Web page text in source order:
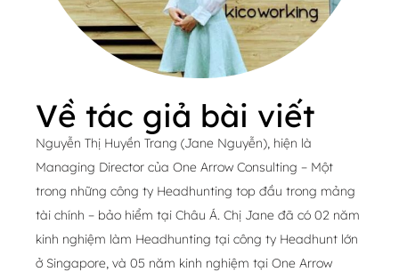
Về tác giả bài viết
Nguyễn Thị Huyền Trang (Jane Nguyễn), hiện là
Managing Director của One Arrow Consulting – Một
trong những công ty Headhunting top đầu trong mảng
tài chính – bảo hiểm tại Châu Á. Chị Jane đã có 02 năm
kinh nghiệm làm Headhunting tại công ty Headhunt lớn
ở Singapore, và 05 năm kinh nghiệm tại One Arrow